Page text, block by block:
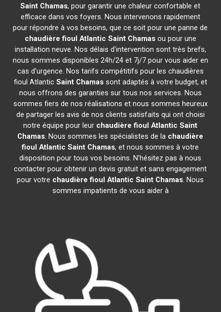
Saint Chamas, pour garantir une chaleur confortable et
efficace dans vos foyers. Nous intervenons rapidement
pour répondre à vos besoins, que ce soit pour une panne de
chaudière fioul Atlantic Saint Chamasou pour une
installation neuve. Nos délais d'intervention sont très brefs,
nous sommes disponibles 24h/24 et 7j/7 pour vous aider en
cas d'urgence. Nos tarifs compétitifs pour les chaudières
fioul Atlantic Saint Chamassont adaptés à votre budget, et
nous offrons des garanties sur tous nos services. Nous
sommes fiers de nos réalisations et nous sommes heureux
de partager les avis de nos clients satisfaits qui ont choisi
notre équipe pour leur chaudière fioul Atlantic Saint
Chamas. Nous sommes les spécialistes de la chaudière
fioul Atlantic Saint Chamas, et nous sommes à votre
disposition pour tous vos besoins. N'hésitez pas à nous
contacter pour obtenir un devis gratuit et sans engagement
pour votre chaudière fioul Atlantic Saint Chamas. Nous
sommes impatients de vous aider à